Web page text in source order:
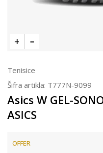
Tenisice
Šifra artikla: T777N-9099
Asics W GEL-
ASICS
OFFER